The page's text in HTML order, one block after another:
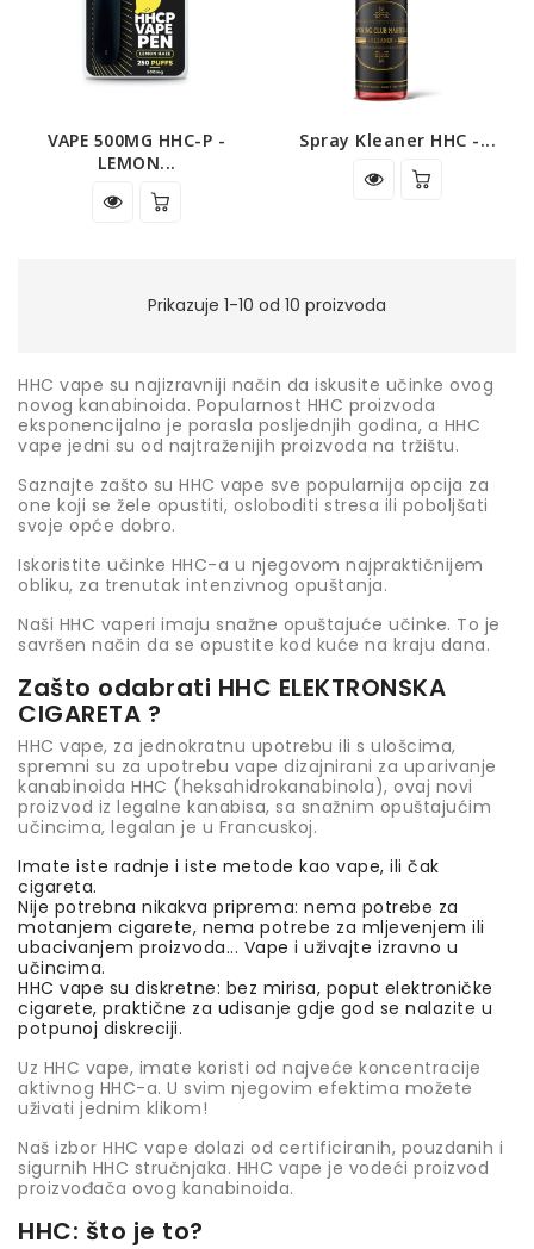
VAPE 500MG HHC-P -
LEMON...
Spray Kleaner HHC -...
Prikazuje 1-10 od 10 proizvoda
HHC vape su najizravniji način da iskusite učinke ovog
novog kanabinoida. Popularnost HHC proizvoda
eksponencijalno je porasla posljednjih godina, a HHC
vape jedni su od najtraženijih proizvoda na tržištu.
Saznajte zašto su HHC vape sve popularnija opcija za
one koji se žele opustiti, osloboditi stresa ili poboljšati
svoje opće dobro.
Iskoristite učinke HHC-a u njegovom najpraktičnijem
obliku, za trenutak intenzivnog opuštanja.
Naši HHC vaperi imaju snažne opuštajuće učinke. To je
savršen način da se opustite kod kuće na kraju dana.
Zašto odabrati HHC ELEKTRONSKA
CIGARETA ?
HHC vape, za jednokratnu upotrebu ili s ulošcima,
spremni su za upotrebu vape dizajnirani za uparivanje
kanabinoida HHC (heksahidrokanabinola), ovaj novi
proizvod iz legalne kanabisa, sa snažnim opuštajućim
učincima, legalan je u Francuskoj.
Imate iste radnje i iste metode kao vape, ili čak
cigareta.
Nije potrebna nikakva priprema: nema potrebe za
motanjem cigarete, nema potrebe za mljevenjem ili
ubacivanjem proizvoda... Vape i uživajte izravno u
učincima.
HHC vape su diskretne: bez mirisa, poput elektroničke
cigarete, praktične za udisanje gdje god se nalazite u
potpunoj diskreciji.
Uz HHC vape, imate koristi od najveće koncentracije
aktivnog HHC-a. U svim njegovim efektima možete
uživati ​​jednim klikom!
Naš izbor HHC vape dolazi od certificiranih, pouzdanih i
sigurnih HHC stručnjaka. HHC vape je vodeći proizvod
proizvođača ovog kanabinoida.
HHC: što je to?